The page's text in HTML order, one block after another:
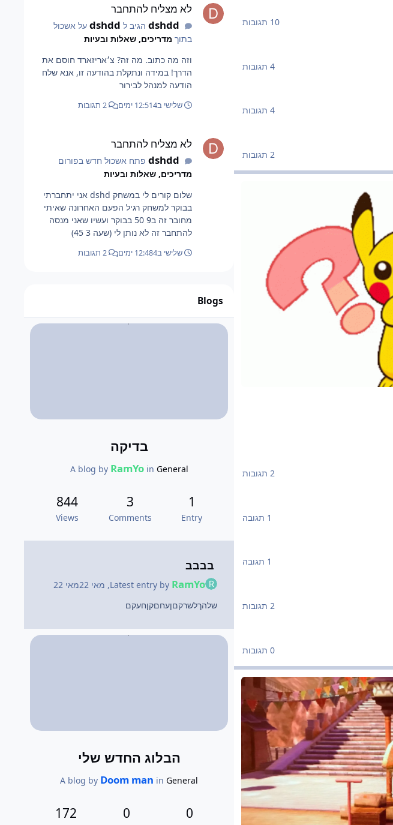
10 תגובות
4 תגובות
4 תגובות
2 תגובות
2 תגובות
1 תגובה
1 תגובה
2 תגובות
0 תגובות
לא מצליח להתחבר
dshddהגיב ל dshddעל אשכול
בתוך מדריכים, שאלות ובעיות
וזה מה כתוב. מה זה? צ׳אריזארד חוסם את
הדרך! במידה ונתקלת בהודעה זו, אנא שלח
הודעה למנהל לבירור
שלישי ב12:514 ימים 2 תגובות
לא מצליח להתחבר
dshddפתח אשכול חדש בפורום
מדריכים, שאלות ובעיות
שלום קורים לי במשחק dshd אני יתחברתי
בבוקר למשחק רגיל הפעם האחרונה שאיתי
מחובר זה ב9 50 בבוקר ועשיו שאני מנסה
להתחבר זה לא נותן לי (שעה 3 45)
שלישי ב12:484 ימים 2 תגובות
Blogs
בדיקה
A blog by RamYoin General
1
Entry
3
Comments
844
Views
בבבב
Latest entry by RamYo
, מאי 22
מאי 22
שלהךלשרקםןעחםקןחעקם
הבלוג החדש שלי
A blog by Doom man inGeneral
0
0
172